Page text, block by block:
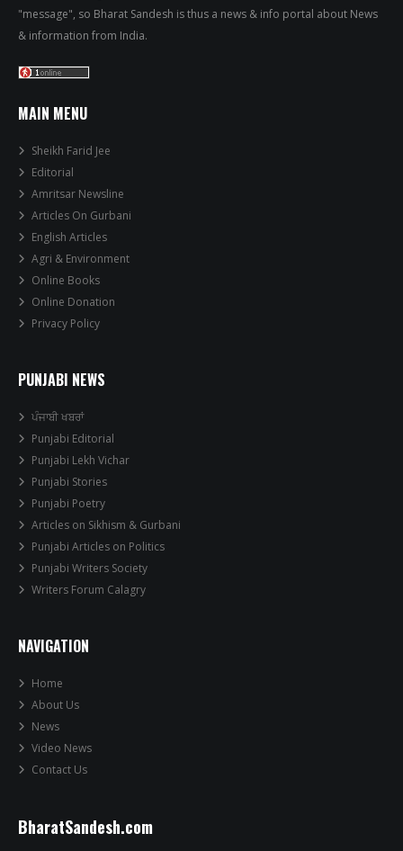
"message", so Bharat Sandesh is thus a news & info portal about News
& information from India.
MAIN MENU
Sheikh Farid Jee
Editorial
Amritsar Newsline
Articles On Gurbani
English Articles
Agri & Environment
Online Books
Online Donation
Privacy Policy
PUNJABI NEWS
ਪੰਜਾਬੀ ਖਬਰਾਂ
Punjabi Editorial
Punjabi Lekh Vichar
Punjabi Stories
Punjabi Poetry
Articles on Sikhism & Gurbani
Punjabi Articles on Politics
Punjabi Writers Society
Writers Forum Calagry
NAVIGATION
Home
About Us
News
Video News
Contact Us
BharatSandesh.com